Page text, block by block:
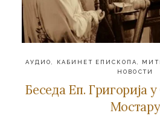
АУДИО КАБИНЕТ ЕПИСКОПА
НОВОСТИ
Беседа Еп. Григорија
Мостару